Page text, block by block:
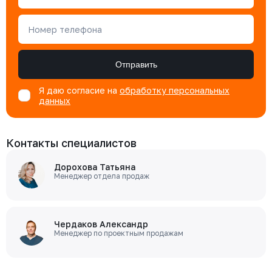
Номер телефона
Отправить
Я даю согласие на обработку персональных
данных
Контакты специалистов
Дорохова Татьяна
Менеджер отдела продаж
Чердаков Александр
Менеджер по проектным продажам